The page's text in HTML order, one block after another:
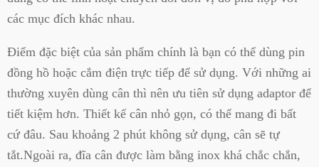
các mục đích khác nhau.
Điểm đặc biệt của sản phẩm chính là bạn có thể dùng pin
đồng hồ hoặc cắm điện trực tiếp để sử dụng. Với những ai
thường xuyên dùng cân thì nên ưu tiên sử dụng adaptor để
tiết kiệm hơn. Thiết kế cân nhỏ gọn, có thể mang đi bất
cứ đâu. Sau khoảng 2 phút không sử dụng, cân sẽ tự
tắt.Ngoài ra, đĩa cân được làm bằng inox khá chắc chắn,